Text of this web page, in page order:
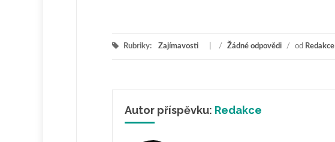
Rubriky: Zajímavosti / Žádné odpovědi / od Redakce
Autor příspěvku: Redakce